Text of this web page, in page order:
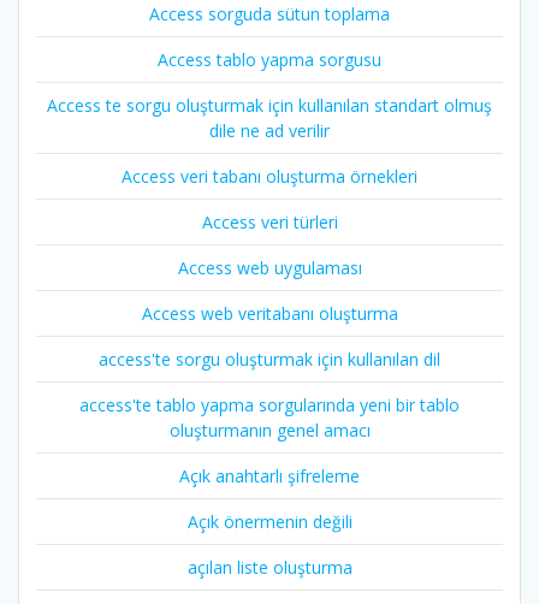
Access sorguda sütun toplama
Access tablo yapma sorgusu
Access te sorgu oluşturmak için kullanılan standart olmuş
dile ne ad verilir
Access veri tabanı oluşturma örnekleri
Access veri türleri
Access web uygulaması
Access web veritabanı oluşturma
access'te sorgu oluşturmak için kullanılan dil
access'te tablo yapma sorgularında yeni bir tablo
oluşturmanın genel amacı
Açık anahtarlı şifreleme
Açık önermenin değili
açılan liste oluşturma